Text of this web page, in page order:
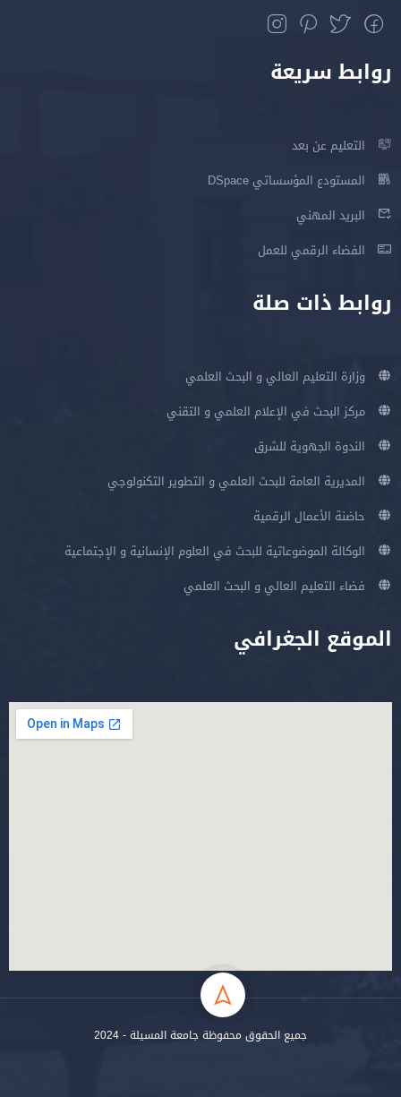
روابط سريعة
التعليم عن بعد
المستودع المؤسساتي DSpace
البريد المهني
الفضاء الرقمي للعمل
روابط ذات صلة
وزارة التعليم العالي و البحث العلمي
مركز البحث في الإعلام العلمي و التقني
الندوة الجهوية للشرق
المديرية العامة للبحث العلمي و التطوير التكنولوجي
حاضنة الأعمال الرقمية
الوكالة الموضوعاتية للبحث في العلوم الإنسانية و الإجتماعية
فضاء التعليم العالي و البحث العلمي
الموقع الجغرافي
جميع الحقوق محفوظة جامعة المسيلة - 2024